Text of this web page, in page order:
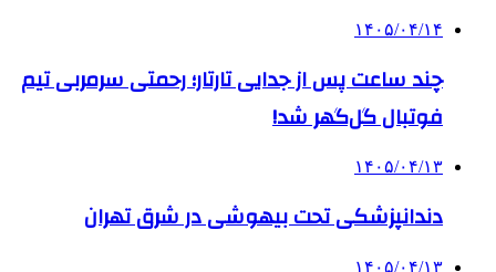
۱۴۰۵/۰۴/۱۴
چند ساعت پس از جدایی تارتار؛ رحمتی سرمربی تیم
فوتبال گل‌گهر شد!
۱۴۰۵/۰۴/۱۳
دندانپزشکی تحت بیهوشی در شرق تهران
۱۴۰۵/۰۴/۱۳